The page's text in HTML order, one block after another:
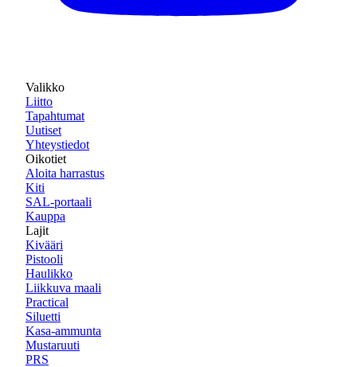
Valikko
Liitto
Tapahtumat
Uutiset
Yhteystiedot
Oikotiet
Aloita harrastus
Kiti
SAL-portaali
Kauppa
Lajit
Kivääri
Pistooli
Haulikko
Liikkuva maali
Practical
Siluetti
Kasa-ammunta
Mustaruuti
PRS